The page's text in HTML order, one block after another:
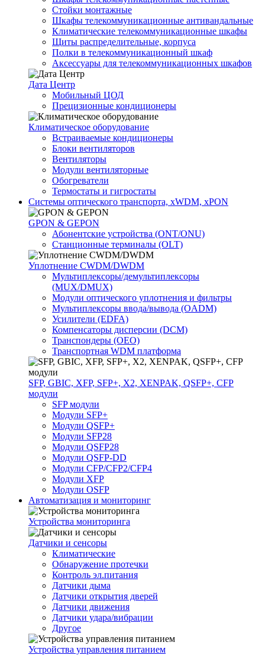
Стойки монтажные
Шкафы телекоммуникационные антивандальные
Климатические телекоммуникационные шкафы
Щиты распределительные, корпуса
Полки в телекоммуникационный шкаф
Аксессуары для телекоммуникационных шкафов
Дата Центр
Мобильный ЦОД
Прецизионные кондиционеры
Климатичeское оборудование
Встраиваемые кондиционеры
Блоки вентиляторов
Вентиляторы
Модули вентиляторные
Обогреватели
Термостаты и гигростаты
Системы оптического транспорта, xWDM, xPON
GPON & GEPON
Абонентские устройства (ONT/ONU)
Станционные терминалы (OLT)
Уплотнение CWDM/DWDM
Мультиплексоры/демультиплексоры
(MUX/DMUX)
Модули оптического уплотнения и фильтры
Мультиплексоры ввода/вывода (OADM)
Усилители (EDFA)
Компенсаторы дисперсии (DCM)
Транспондеры (OEO)
Транспортная WDM платформа
SFP, GBIC, XFP, SFP+, X2, XENPAK, QSFP+, CFP
модули
SFP модули
Модули SFP+
Модули QSFP+
Модули SFP28
Модули QSFP28
Модули QSFP-DD
Модули CFP/CFP2/CFP4
Модули XFP
Модули OSFP
Автоматизация и мониторинг
Устройства мониторинга
Датчики и сенсоры
Климатические
Обнаружение протечки
Контроль эл.питания
Датчики дыма
Датчики открытия дверей
Датчики движения
Датчики удара/вибрации
Другое
Устройства управления питанием